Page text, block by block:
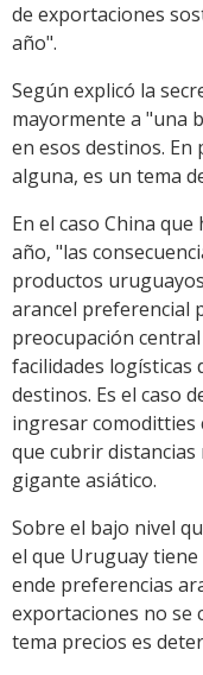
de exportaciones
año".
Según explicó la
mayormente a "una
en esos destinos.
alguna, es un tema
En el caso China
año, "las
productos
arancel preferencial
preocupación
facilidades logísticas
destinos. Es el caso
ingresar comoditties
que cubrir
gigante asiático.
Sobre el bajo nivel
el que Uruguay
ende preferencias
exportaciones no se
tema precios es